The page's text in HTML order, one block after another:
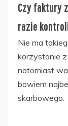
Czy faktury
razie
Nie ma
korzystanie z
natomiast
bowiem
skarbowego.